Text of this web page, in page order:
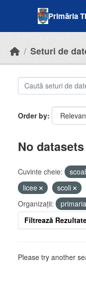
Primăria
Seturi de
Order by
No
Cuvinte cheie:
licee
scoli
Organizații:
Filtrează
Please try another